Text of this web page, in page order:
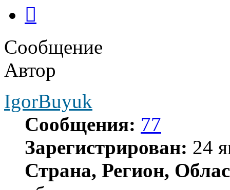
Сообщение
Автор
IgorBuyuk
Сообщения: 77
Зарегистрирован: 24
Страна, Регион,